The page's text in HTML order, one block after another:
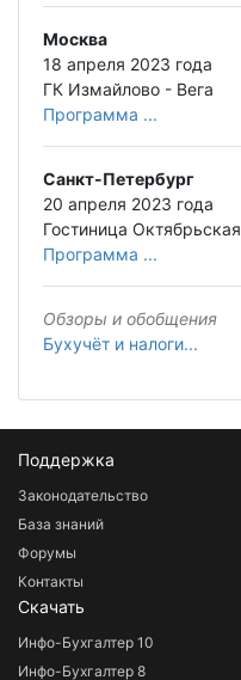
Москва
18 апреля 2023 года
ГК Измайлово - Вега
Программа ...
Санкт-Петербург
20 апреля 2023 года
Гостиница Октябрьская
Программа ...
Обзоры и обобщения
Бухучёт и налоги...
Поддержка
Законодательство
База знаний
Форумы
Контакты
Скачать
Инфо-Бухгалтер 10
Инфо-Бухгалтер 8